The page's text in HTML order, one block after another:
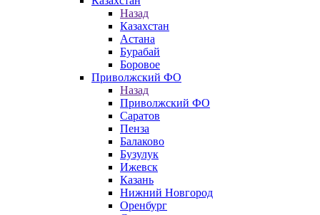
Назад
Казахстан
Астана
Бурабай
Боровое
Приволжский ФО
Назад
Приволжский ФО
Саратов
Пенза
Балаково
Бузулук
Ижевск
Казань
Нижний Новгород
Оренбург